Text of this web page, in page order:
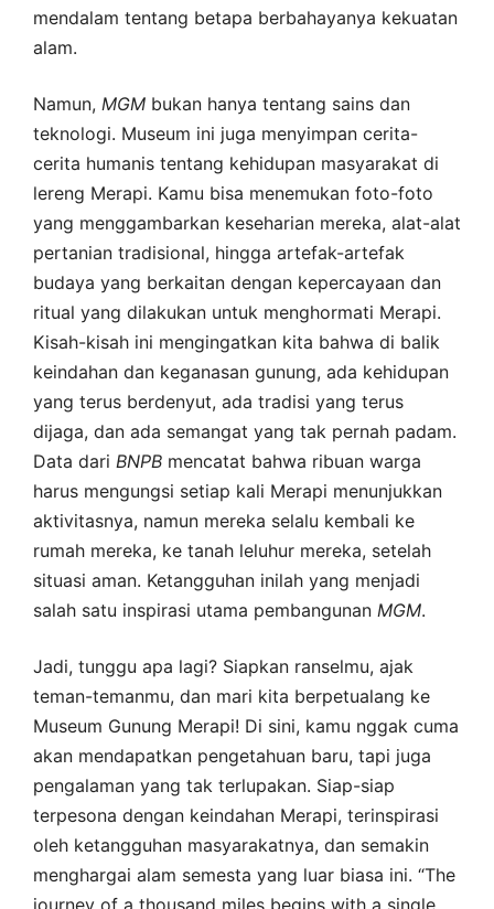
mendalam tentang betapa berbahayanya kekuatan
alam.
Namun, MGM bukan hanya tentang sains dan
teknologi. Museum ini juga menyimpan cerita-
cerita humanis tentang kehidupan masyarakat di
lereng Merapi. Kamu bisa menemukan foto-foto
yang menggambarkan keseharian mereka, alat-alat
pertanian tradisional, hingga artefak-artefak
budaya yang berkaitan dengan kepercayaan dan
ritual yang dilakukan untuk menghormati Merapi.
Kisah-kisah ini mengingatkan kita bahwa di balik
keindahan dan keganasan gunung, ada kehidupan
yang terus berdenyut, ada tradisi yang terus
dijaga, dan ada semangat yang tak pernah padam.
Data dari BNPB mencatat bahwa ribuan warga
harus mengungsi setiap kali Merapi menunjukkan
aktivitasnya, namun mereka selalu kembali ke
rumah mereka, ke tanah leluhur mereka, setelah
situasi aman. Ketangguhan inilah yang menjadi
salah satu inspirasi utama pembangunan MGM.
Jadi, tunggu apa lagi? Siapkan ranselmu, ajak
teman-temanmu, dan mari kita berpetualang ke
Museum Gunung Merapi! Di sini, kamu nggak cuma
akan mendapatkan pengetahuan baru, tapi juga
pengalaman yang tak terlupakan. Siap-siap
terpesona dengan keindahan Merapi, terinspirasi
oleh ketangguhan masyarakatnya, dan semakin
menghargai alam semesta yang luar biasa ini. “The
journey of a thousand miles begins with a single